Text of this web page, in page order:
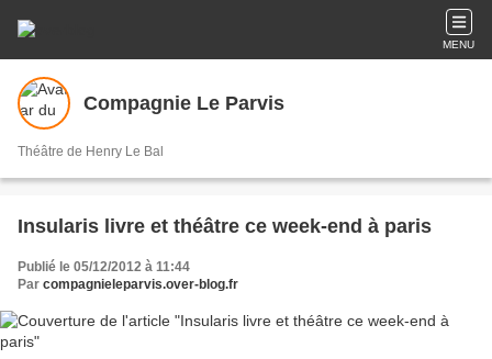
MENU
Compagnie Le Parvis
Théâtre de Henry Le Bal
Insularis livre et théâtre ce week-end à paris
Publié le 05/12/2012 à 11:44
Par compagnieleparvis.over-blog.fr